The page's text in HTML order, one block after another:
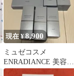
現在 ¥8,900
ミュゼコスメ
ENRADIANCE 美容液
など6点セット